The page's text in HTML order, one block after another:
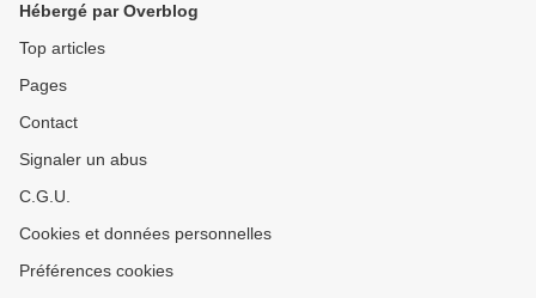
Hébergé par Overblog
Top articles
Pages
Contact
Signaler un abus
C.G.U.
Cookies et données personnelles
Préférences cookies